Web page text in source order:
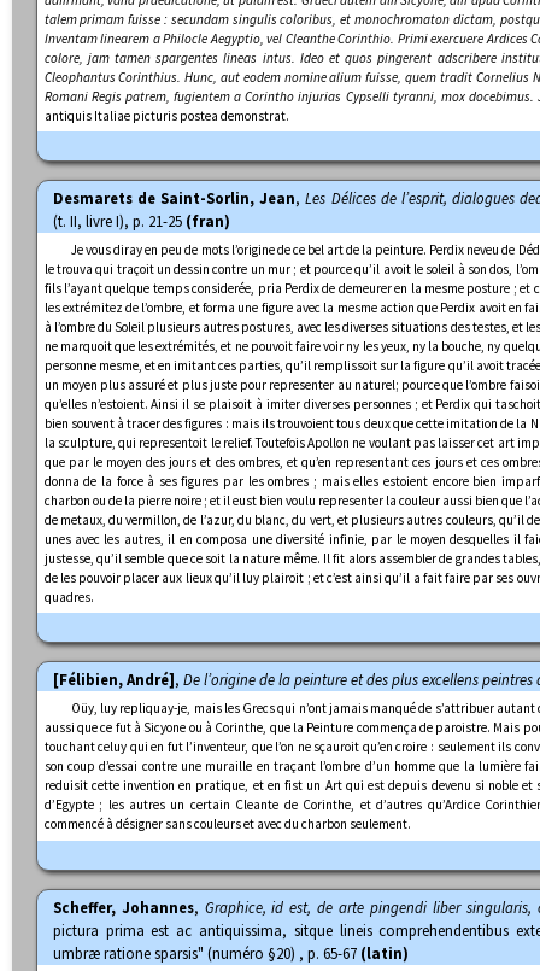
talem primam fuisse : secundam singulis coloribus, et monochromaton dictam,
Inventam linearem a Philocle Aegyptio, vel Cleanthe Corinthio. Primi exercuere Ardices
colore, jam tamen spargentes lineas intus. Ideo et quos pingerent adscribere
Cleophantus Corinthius. Hunc, aut eodem nomine alium fuisse, quem tradit
Romani Regis patrem, fugientem a Corintho injurias Cypselli tyranni, mox docebimus.
antiquis Italiae picturis postea demonstrat.
Desmarets de Saint-Sorlin, Jean,Les Délices de l’esprit, dialogues
(t. II, livre I), p. 21-25 (fran)
Je vous diray en peu de mots l’origine de ce bel art de la peinture. Perdix neveu de
le trouva qui traçoit un dessin contre un mur ; et pource qu’il avoit le soleil à son dos,
fils l’ayant quelque temps considerée, pria Perdix de demeurer en la mesme posture ;
les extrémitez de l’ombre, et forma une figure avec la mesme action que Perdix avoit en
à l’ombre du Soleil plusieurs autres postures, avec les diverses situations des testes, et
ne marquoit que les extrémités, et ne pouvoit faire voir ny les yeux, ny la bouche, ny
personne mesme, et en imitant ces parties, qu’il remplissoit sur la figure qu’il avoit
un moyen plus assuré et plus juste pour representer au naturel; pource que l’ombre
qu’elles n’estoient. Ainsi il se plaisoit à imiter diverses personnes ; et Perdix qui
bien souvent à tracer des figures : mais ils trouvoient tous deux que cette imitation de la
la sculpture, qui representoit le relief. Toutefois Apollon ne voulant pas laisser cet art
que par le moyen des jours et des ombres, et qu’en representant ces jours et ces
donna de la force à ses figures par les ombres ; mais elles estoient encore bien
charbon ou de la pierre noire ; et il eust bien voulu representer la couleur aussi bien que
de metaux, du vermillon, de l’azur, du blanc, du vert, et plusieurs autres couleurs, qu’il
unes avec les autres, il en composa une diversité infinie, par le moyen desquelles il
justesse, qu’il semble que ce soit la nature même. Il fit alors assembler de grandes
de les pouvoir placer aux lieux qu’il luy plairoit ; et c’est ainsi qu’il a fait faire par ses
quadres.
[Félibien, André], De l’origine de la peinture et des plus excellens peintres
Oüy, luy repliquay-je, mais les Grecs qui n’ont jamais manqué de s’attribuer
aussi que ce fut à Sicyone ou à Corinthe, que la Peinture commença de paroistre. Mais
touchant celuy qui en fut l’inventeur, que l’on ne sçauroit qu’en croire : seulement ils
son coup d’essai contre une muraille en traçant l’ombre d’un homme que la lumière
reduisit cette invention en pratique, et en fist un Art qui est depuis devenu si noble et
d’Egypte ; les autres un certain Cleante de Corinthe, et d’autres qu’Ardice
commencé à désigner sans couleurs et avec du charbon seulement.
Scheffer, Johannes, Graphice, id est, de arte pingendi liber singularis,
pictura prima est ac antiquissima, sitque lineis comprehendentibus
umbræ ratione sparsis" (numéro §20) , p. 65-67 (latin)